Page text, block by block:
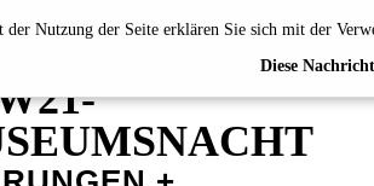
Nutzung der Seite erklären Sie sich mit der
Diese
DORTMUNDER